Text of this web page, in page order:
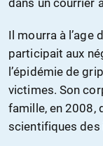
Il mourra à l’age
participait aux
l’épidémie de
victimes. Son
famille, en 2008,
scientifiques des